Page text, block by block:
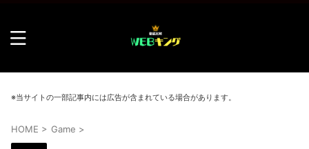
※当サイトの一部記事内には広告が含まれている場合があります。
HOME > Game >